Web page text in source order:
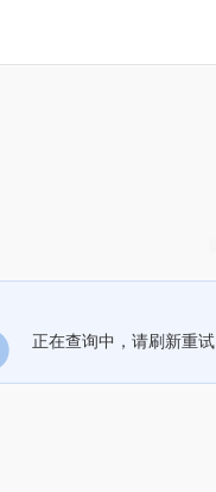
正在查询中，请刷新重试